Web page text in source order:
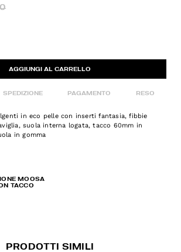
AGGIUNGI AL CARRELLO
SPEDIZIONE PAGAMENTO RESO
in eco pelle con inserti fantasia, fibbie
suola interna logata, tacco 60mm in
in gomma
MOOSA
TACCO
PRODOTTI SIMILI